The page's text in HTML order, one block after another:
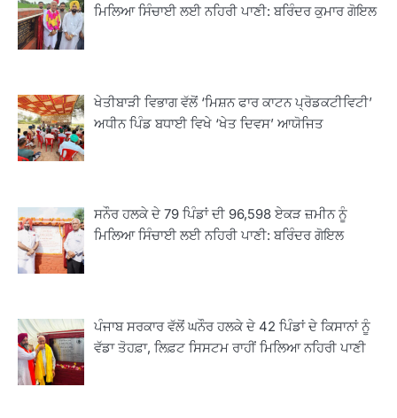
ਮਿਲਿਆ ਸਿੰਚਾਈ ਲਈ ਨਹਿਰੀ ਪਾਣੀ: ਬਰਿੰਦਰ ਕੁਮਾਰ ਗੋਇਲ
ਖੇਤੀਬਾੜੀ ਵਿਭਾਗ ਵੱਲੋਂ ‘ਮਿਸ਼ਨ ਫਾਰ ਕਾਟਨ ਪ੍ਰੋਡਕਟੀਵਿਟੀ’
ਅਧੀਨ ਪਿੰਡ ਬਧਾਈ ਵਿਖੇ ‘ਖੇਤ ਦਿਵਸ’ ਆਯੋਜਿਤ
ਸਨੌਰ ਹਲਕੇ ਦੇ 79 ਪਿੰਡਾਂ ਦੀ 96,598 ਏਕੜ ਜ਼ਮੀਨ ਨੂੰ
ਮਿਲਿਆ ਸਿੰਚਾਈ ਲਈ ਨਹਿਰੀ ਪਾਣੀ: ਬਰਿੰਦਰ ਗੋਇਲ
ਪੰਜਾਬ ਸਰਕਾਰ ਵੱਲੋਂ ਘਨੌਰ ਹਲਕੇ ਦੇ 42 ਪਿੰਡਾਂ ਦੇ ਕਿਸਾਨਾਂ ਨੂੰ
ਵੱਡਾ ਤੋਹਫ਼ਾ, ਲਿਫ਼ਟ ਸਿਸਟਮ ਰਾਹੀਂ ਮਿਲਿਆ ਨਹਿਰੀ ਪਾਣੀ
2